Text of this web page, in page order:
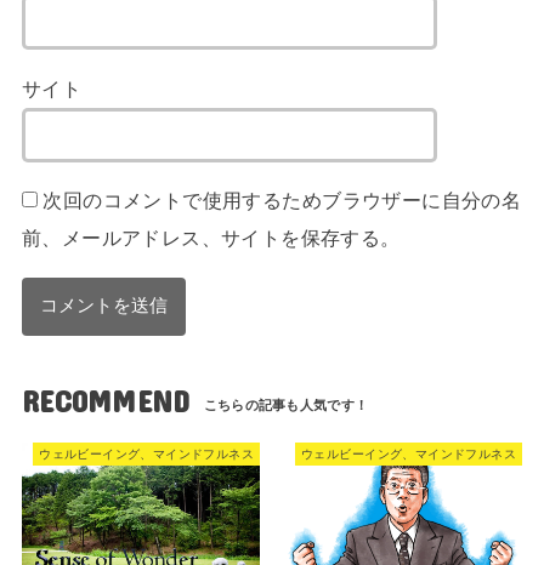
サイト
次回のコメントで使用するためブラウザーに自分の名
前、メールアドレス、サイトを保存する。
RECOMMEND
ウェルビーイング、マインドフルネス ウェルビーイング、マインドフルネス